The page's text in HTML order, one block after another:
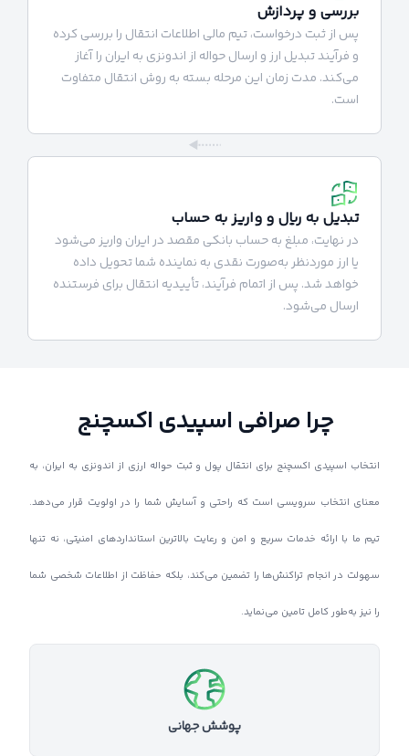
بررسی و پردازش
پس از ثبت درخواست، تیم مالی اطلاعات انتقال را بررسی کرده
و فرآیند تبدیل ارز و ارسال حواله از اندونزی به ایران را آغاز
می‌کند. مدت زمان این مرحله بسته به روش انتقال متفاوت
است.
تبدیل به ریال و واریز به حساب
در نهایت، مبلغ به حساب بانکی مقصد در ایران واریز می‌شود
یا ارز موردنظر به‌صورت نقدی به نماینده شما تحویل داده
خواهد شد. پس از اتمام فرآیند، تأییدیه انتقال برای فرستنده
ارسال می‌شود.
چرا صرافی اسپیدی اکسچنج
انتخاب اسپیدی اکسچنج برای انتقال پول و ثبت حواله ارزی از اندونزی به ایران، به
معنای انتخاب سرویسی است که راحتی و آسایش شما را در اولویت قرار می‌دهد.
تیم ما با ارائه خدمات سریع و امن و رعایت بالاترین استانداردهای امنیتی، نه تنها
سهولت در انجام تراکنش‌ها را تضمین می‌کند، بلکه حفاظت از اطلاعات شخصی شما
را نیز به‌طور کامل تامین می‌نماید.
پوشش جهانی